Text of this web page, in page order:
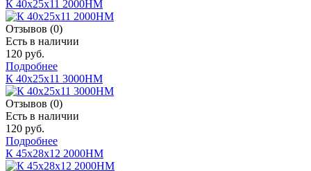
К 40х25х11 2000НМ
Отзывов (0)
Есть в наличии
120 руб.
Подробнее
К 40х25х11 3000НМ
Отзывов (0)
Есть в наличии
120 руб.
Подробнее
К 45х28х12 2000НМ